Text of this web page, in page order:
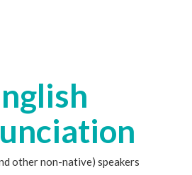
other non-native) speakers